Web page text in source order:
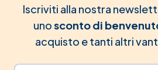
Iscriviti alla nostra
unosconto di
acquisto e tanti altri